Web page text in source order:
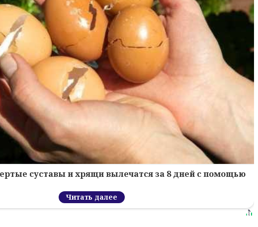
суставы и хрящи вылечатся за 8 дней с помощью
Читать далее